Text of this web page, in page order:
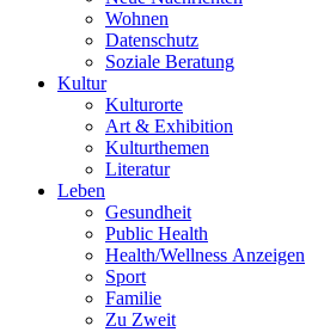
Wohnen
Datenschutz
Soziale Beratung
Kultur
Kulturorte
Art & Exhibition
Kulturthemen
Literatur
Leben
Gesundheit
Public Health
Health/Wellness Anzeigen
Sport
Familie
Zu Zweit